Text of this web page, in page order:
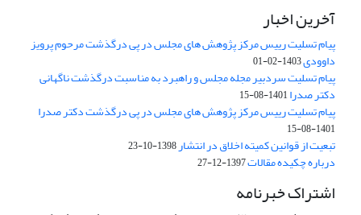
آخرین اخبار
پیام تسلیت رییس مرکز پژوهش های مجلس در پی درگذشت مرحوم پرویز
داوودی1403-02-01
پیام تسلیت سردبیر مجله مجلس و راهبرد به مناسبت درگذشت ناگهانی
دکتر صدرا1401-08-15
پیام تسلیت رییس مرکز پژوهش های مجلس در پی درگذشت دکتر صدرا
1401-08-15
تبعیت از قوانین کمیته اخلاق در انتشار1398-10-23
درباره چکیده مقالات1397-12-27
اشتراک خبرنامه